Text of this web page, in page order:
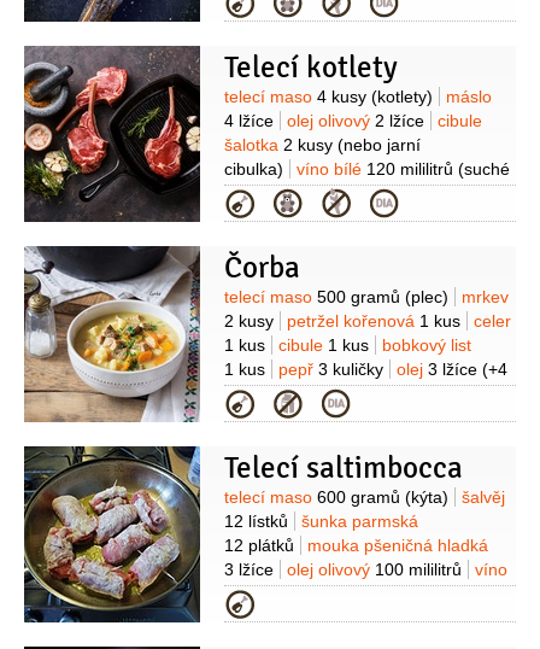
(crème fraîche )
pyré30 gramů
lanýžů)
zelenina kořenová
100 gramů
Telecí kotlety
Suroviny
telecí maso 4 kusy (kotlety)
máslo
4 lžíce
olej olivový 2 lžíce
cibule
šalotka 2 kusy (nebo jarní
cibulka)
víno bílé 120 mililitrů (suché
nebo vermut)
vývar
250 mililitrů
petrželka velkolistá(na
(provensálské)
Kategorie
Čorba
Suroviny
telecí maso 500 gramů (plec)
mrkev
2 kusy
petržel kořenová 1 kus
celer
1 kus
cibule 1 kus
bobkový list
1 kus
pepř 3 kuličky olej 3 lžíce (+4
lžíce hrašky na zahuštění)
hladkolistá
Kategorie
Telecí saltimbocca
Suroviny
telecí maso 600 gramů (kýta)
šalvěj
12 lístků
šunka parmská
12 plátků
mouka pšeničná hladká
3 lžíce
olej olivový 100 mililitrů
víno
bílé
100 gramů
voda180 mililitrů
pepř
Kategorie